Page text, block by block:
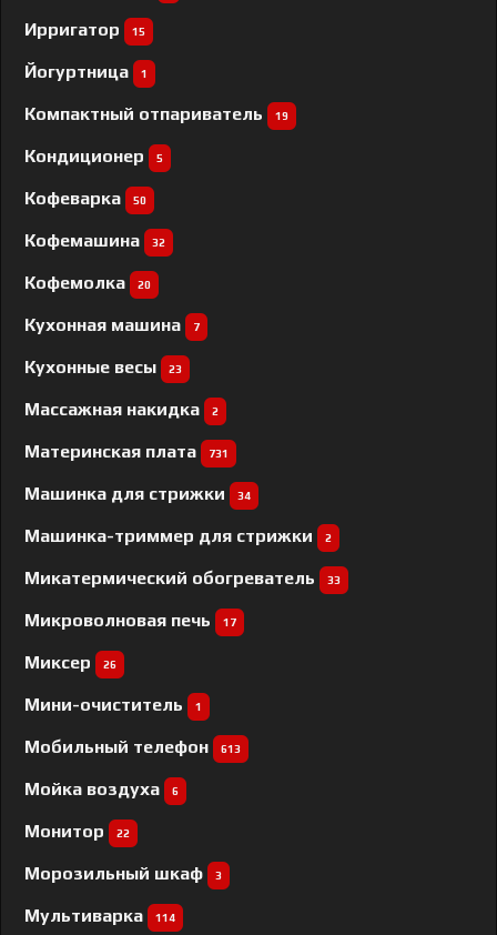
Ирригатор 15
Йогуртница 1
Компактный отпариватель 19
Кондиционер 5
Кофеварка 50
Кофемашина 32
Кофемолка 20
Кухонная машина 7
Кухонные весы 23
Массажная накидка 2
Материнская плата 731
Машинка для стрижки 34
Машинка-триммер для стрижки 2
Микатермический обогреватель 33
Микроволновая печь 17
Миксер 26
Мини-очиститель 1
Мобильный телефон 613
Мойка воздуха 6
Монитор 22
Морозильный шкаф 3
Мультиварка 114